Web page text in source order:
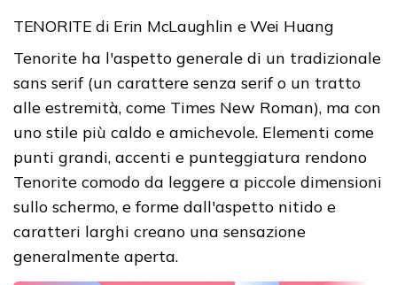
TENORITE di Erin McLaughlin e Wei Huang
Tenorite ha l'aspetto generale di un tradizionale
sans serif (un carattere senza serif o un tratto
alle estremità, come Times New Roman), ma con
uno stile più caldo e amichevole. Elementi come
punti grandi, accenti e punteggiatura rendono
Tenorite comodo da leggere a piccole dimensioni
sullo schermo, e forme dall'aspetto nitido e
caratteri larghi creano una sensazione
generalmente aperta.